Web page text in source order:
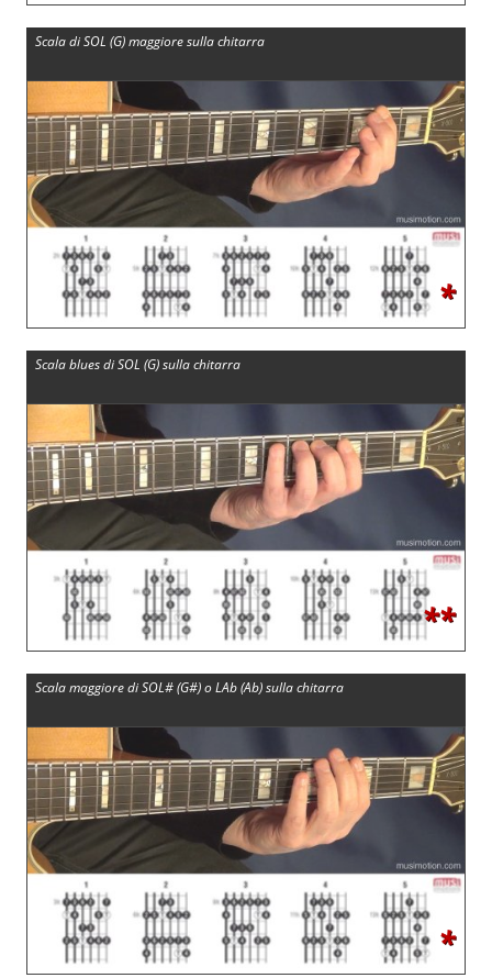
Scala di SOL (G) maggiore sulla chitarra
*
Scala blues di SOL (G) sulla chitarra
**
Scala maggiore di SOL# (G#) o LAb (Ab) sulla chitarra
*